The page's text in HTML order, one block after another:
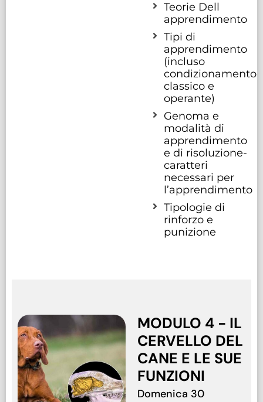
Teorie Dell
apprendimento
Tipi di
apprendimento
(incluso
condizionamento
classico e
operante)
Genoma e
modalità di
apprendimento
e di risoluzione-
caratteri
necessari per
l’apprendimento
Tipologie di
rinforzo e
punizione
MODULO 4 - IL
CERVELLO DEL
CANE E LE SUE
FUNZIONI
Domenica 30